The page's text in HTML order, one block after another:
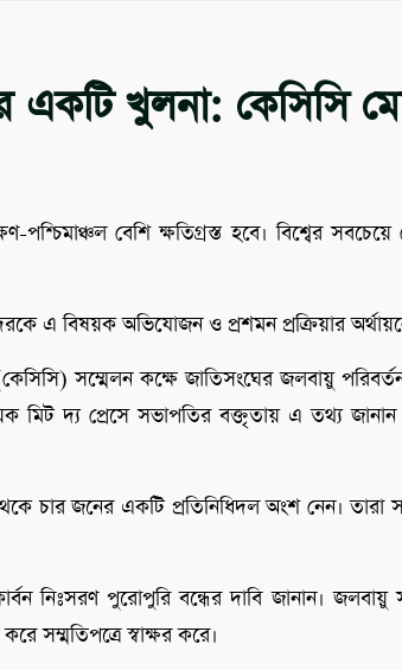
একটি খুলনা: কেসিসি
বেশি ক্ষতিগ্রস্ত হবে। বিশ্বের
এ বিষয়ক অভিযোজন ও প্রশমন প্রক্রিয়ার
সম্মেলন কক্ষে জাতিসংঘের জলবায়ু
মিট দ্য প্রেসে সভাপতির বক্তৃতায় এ তথ্য
চার জনের একটি প্রতিনিধিদল অংশ নেন। তারা
নিঃসরণ পুরোপুরি বন্ধের দাবি জানান।
সম্মতিপত্রে স্বাক্ষর করে।